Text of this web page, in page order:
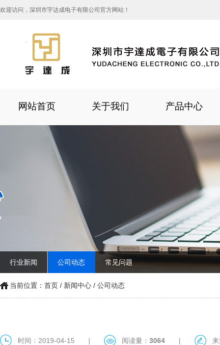
欢迎访问，深圳市宇达成电子有限公司官方网站！
网站首页 关于我们 产品中心
行业新闻 公司动态 常见问题
当前位置： 首页 / 新闻中心 / 公司动态
时间：2019-04-15 | 阅读量： 3064 |